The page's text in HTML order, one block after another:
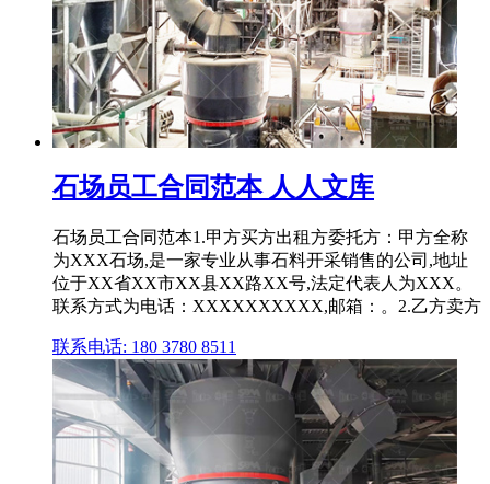
石场员工合同范本 人人文库
石场员工合同范本1.甲方买方出租方委托方：甲方全称
为XXX石场,是一家专业从事石料开采销售的公司,地址
位于XX省XX市XX县XX路XX号,法定代表人为XXX。
联系方式为电话：XXXXXXXXXX,邮箱：。2.乙方卖方
联系电话: 180 3780 8511